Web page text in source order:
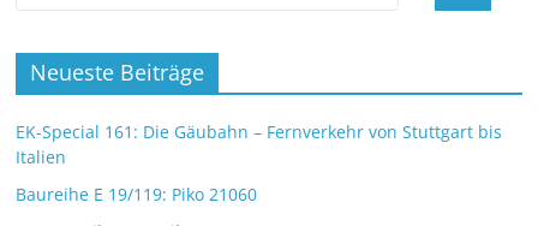
Neueste Beiträge
EK-Special 161: Die Gäubahn – Fernverkehr von Stuttgart bis
Italien
Baureihe E 19/119: Piko 21060